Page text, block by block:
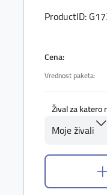
ProductID:
Cena:
Vrednost paketa:
Žival za
Moje živali